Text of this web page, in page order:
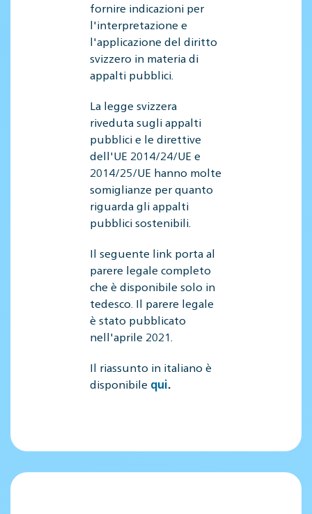
fornire indicazioni per
l'interpretazione e
l'applicazione del diritto
svizzero in materia di
appalti pubblici.
La legge svizzera
riveduta sugli appalti
pubblici e le direttive
dell'UE 2014/24/UE e
2014/25/UE hanno molte
somiglianze per quanto
riguarda gli appalti
pubblici sostenibili.
Il seguente link porta al
parere legale completo
che è disponibile solo in
tedesco. Il parere legale
è stato pubblicato
nell'aprile 2021.
Il riassunto in italiano è
disponibile qui.